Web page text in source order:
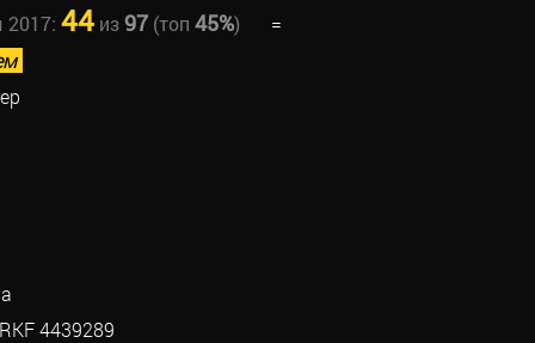
2017: 44из97(топ 45%)
=
4439289